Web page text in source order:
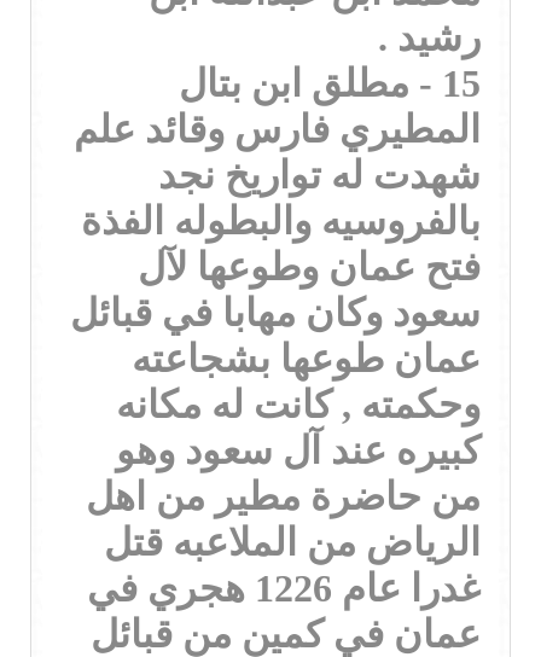
رشيد .
15 - مطلق ابن بتال
المطيري فارس وقائد علم
شهدت له تواريخ نجد
بالفروسيه والبطوله الفذة
فتح عمان وطوعها لآل
سعود وكان مهابا في قبائل
عمان طوعها بشجاعته
وحكمته , كانت له مكانه
كبيره عند آل سعود وهو
من حاضرة مطير من اهل
الرياض من الملاعبه قتل
غدرا عام 1226 هجري في
عمان في كمين من قبائل